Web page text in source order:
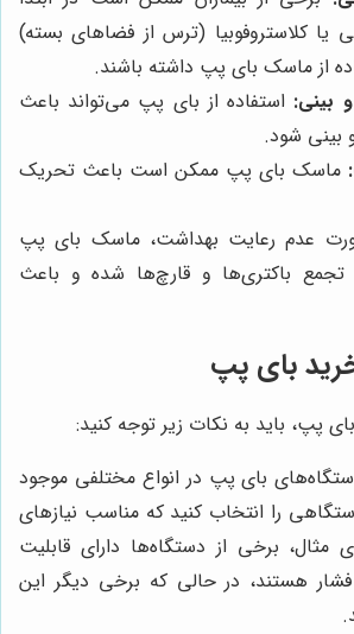
یا کلاستروفوبیا (ترس از فضاهای بسته)
از ماسک بای پپ داشته باشند.
بینی: استفاده از بای پپ می‌تواند باعث
شود.
ماسک بای پپ ممکن است باعث تحریک
عدم رعایت بهداشت، ماسک بای پپ
تجمع باکتری‌ها و قارچ‌ها شده و باعث
بای پپ
پپ، باید به نکات زیر توجه کنید:
بای پپ در انواع مختلفی موجود
را انتخاب کنید که مناسب نیازهای
مثال، برخی از دستگاه‌ها دارای قابلیت
فشار هستند، در حالی که برخی دیگر این